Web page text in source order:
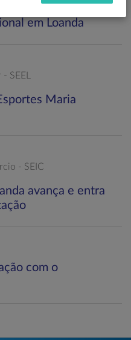
em Loanda
SEEL
Maria
- SEIC
avança e entra
com o